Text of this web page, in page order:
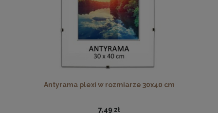
19,99 zł
DO KOSZYKA
Antyrama plexi w rozmiarze 30x40 cm
7,49 zł